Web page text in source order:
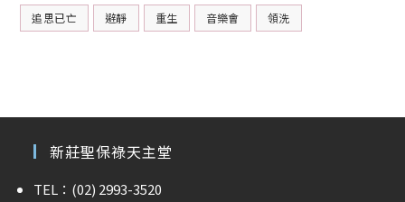
追思已亡 避靜 重生 音樂會 領洗
新莊聖保祿天主堂
TEL：(02) 2993-3520